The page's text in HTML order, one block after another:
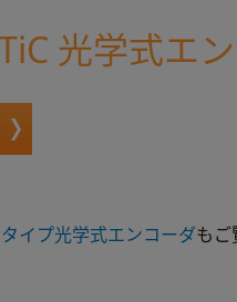
光学式エ
イプ光学式エンコーダもご